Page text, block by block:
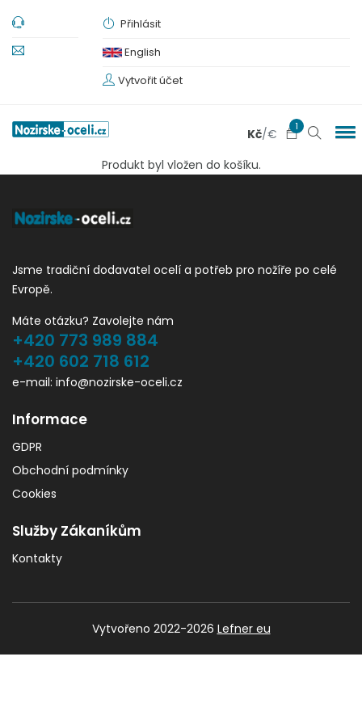
Přihlásit
English
Vytvořit účet
Kč/€ 1
Produkt byl vložen do košíku.
Jsme tradiční dodavatel ocelí a potřeb pro nožíře po celé
Evropě.
Máte otázku? Zavolejte nám
+420 773 989 884
+420 602 718 612
e-mail: info@nozirske-oceli.cz
Informace
GDPR
Obchodní podmínky
Cookies
Služby Zákaníkům
Kontakty
Vytvořeno 2022-2026 Lefner eu